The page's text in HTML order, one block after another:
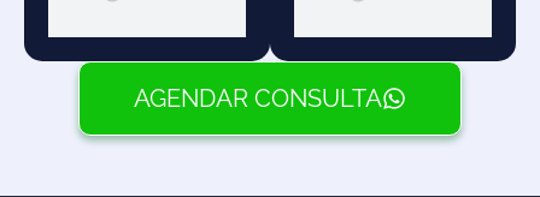
AGENDAR CONSULTA